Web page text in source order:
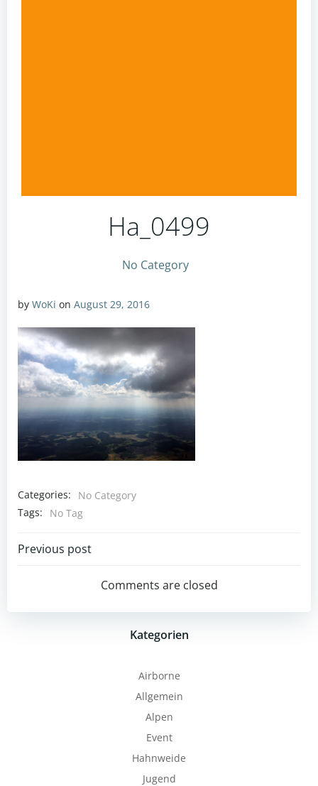
Ha_0499
No Category
by WoKi on August 29, 2016
Categories:
No Category
Tags:
No Tag
Post
navigation
Previous post
Comments are closed
Kategorien
Airborne
Allgemein
Alpen
Event
Hahnweide
Jugend